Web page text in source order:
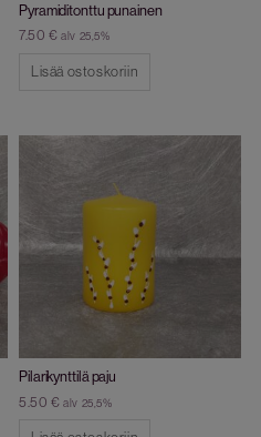
Pyramiditonttu punainen
7.50 € alv 25,5%
Lisää ostoskoriin
Pilarikynttilä paju
5.50 € alv 25,5%